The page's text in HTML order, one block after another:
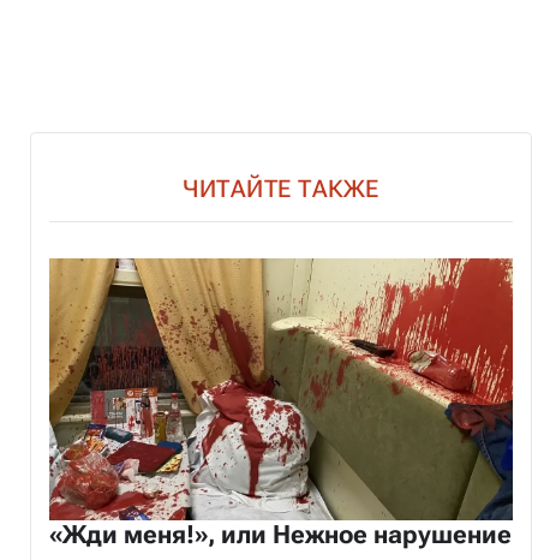
ЧИТАЙТЕ ТАКЖЕ
«Жди меня!», или Нежное нарушение